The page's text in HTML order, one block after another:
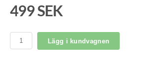
499 SEK
Lägg i kundvagnen